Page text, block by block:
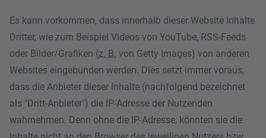
Es kann vorkommen, dass innerhalb dieser Website Inhalte
Dritter, wie zum Beispiel Videos von YouTube, RSS-Feeds
oder Bilder/Grafiken (z. B. von Getty Images) von anderen
Websites eingebunden werden. Dies setzt immer voraus,
dass die Anbieter dieser Inhalte (nachfolgend bezeichnet
als "Dritt-Anbieter") die IP-Adresse der Nutzenden
wahrnehmen. Denn ohne die IP-Adresse, könnten sie die